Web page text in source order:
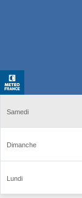
Samedi
Dimanche
Lundi